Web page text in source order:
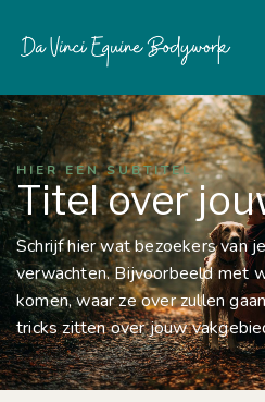
HIER EEN SUBTITEL
Titel over
Schrijf hier wat bezoekers van
verwachten. Bijvoorbeeld met
komen, waar ze over zullen
tricks zitten over jouw